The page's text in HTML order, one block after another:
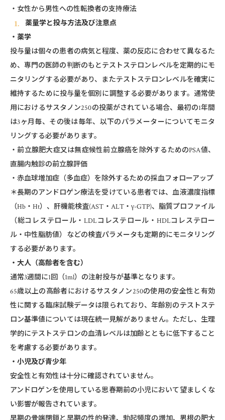
・女性から男性への性転換者の支持療法
薬量学と投与方法及び注意点
・薬学
投与量は個々の患者の病気と程度、薬の反応に合わせて異なるた
め、専門の医師の判断のもとテストステロンレベルを定期的にモ
ニタリングする必要があり、またテストステロンレベルを確実に
維持するために投与量を個別に調整する必要があります。通常使
用におけるサスタノン250の投薬がされている場合、最初の1年間
は3ヶ月毎、その後は毎年、以下のパラメーターについてモニタ
リングする必要があります。
・前立腺肥大症又は無症候性前立腺癌を除外するためのPSA値、
直腸内触診の前立腺評価
・赤血球増加症（多血症）を除外するための採血フォローアップ
＊長期のアンドロゲン療法を受けている患者では、血液濃度指標
（Hb・Ht）、肝機能検査(AST・ALT・γ-GTP)、脂質プロファイル
（総コレステロール・LDLコレステロール・HDLコレステロー
ル・中性脂肪値）などの検査パラメータも定期的にモニタリング
する必要があります。
・大人（高齢者を含む）
通常3週間に1回（1ml）の注射投与が基準となります。
65歳以上の高齢者におけるサスタノン250の使用の安全性と有効
性に関する臨床試験データは限られており、年齢別のテストステ
ロン基準値については現在統一見解がありません。ただし、生理
学的にテストステロンの血清レベルは加齢とともに低下すること
を考慮する必要があります。
・小児及び青少年
安全性と有効性は十分に確認されていません。
アンドロゲンを使用している思春期前の小児において望ましくな
い影響が報告されています。